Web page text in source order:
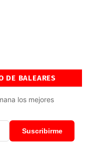
DE BALEARES
los mejores
Suscribirme